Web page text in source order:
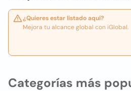
¿Quieres estar listado aquí?
Mejora tu alcance global con iGlobal.
Categorías más